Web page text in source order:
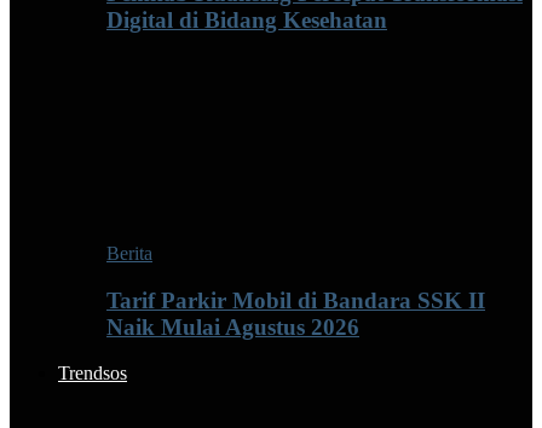
Digital di Bidang Kesehatan
Berita
Tarif Parkir Mobil di Bandara SSK II
Naik Mulai Agustus 2026
Trendsos